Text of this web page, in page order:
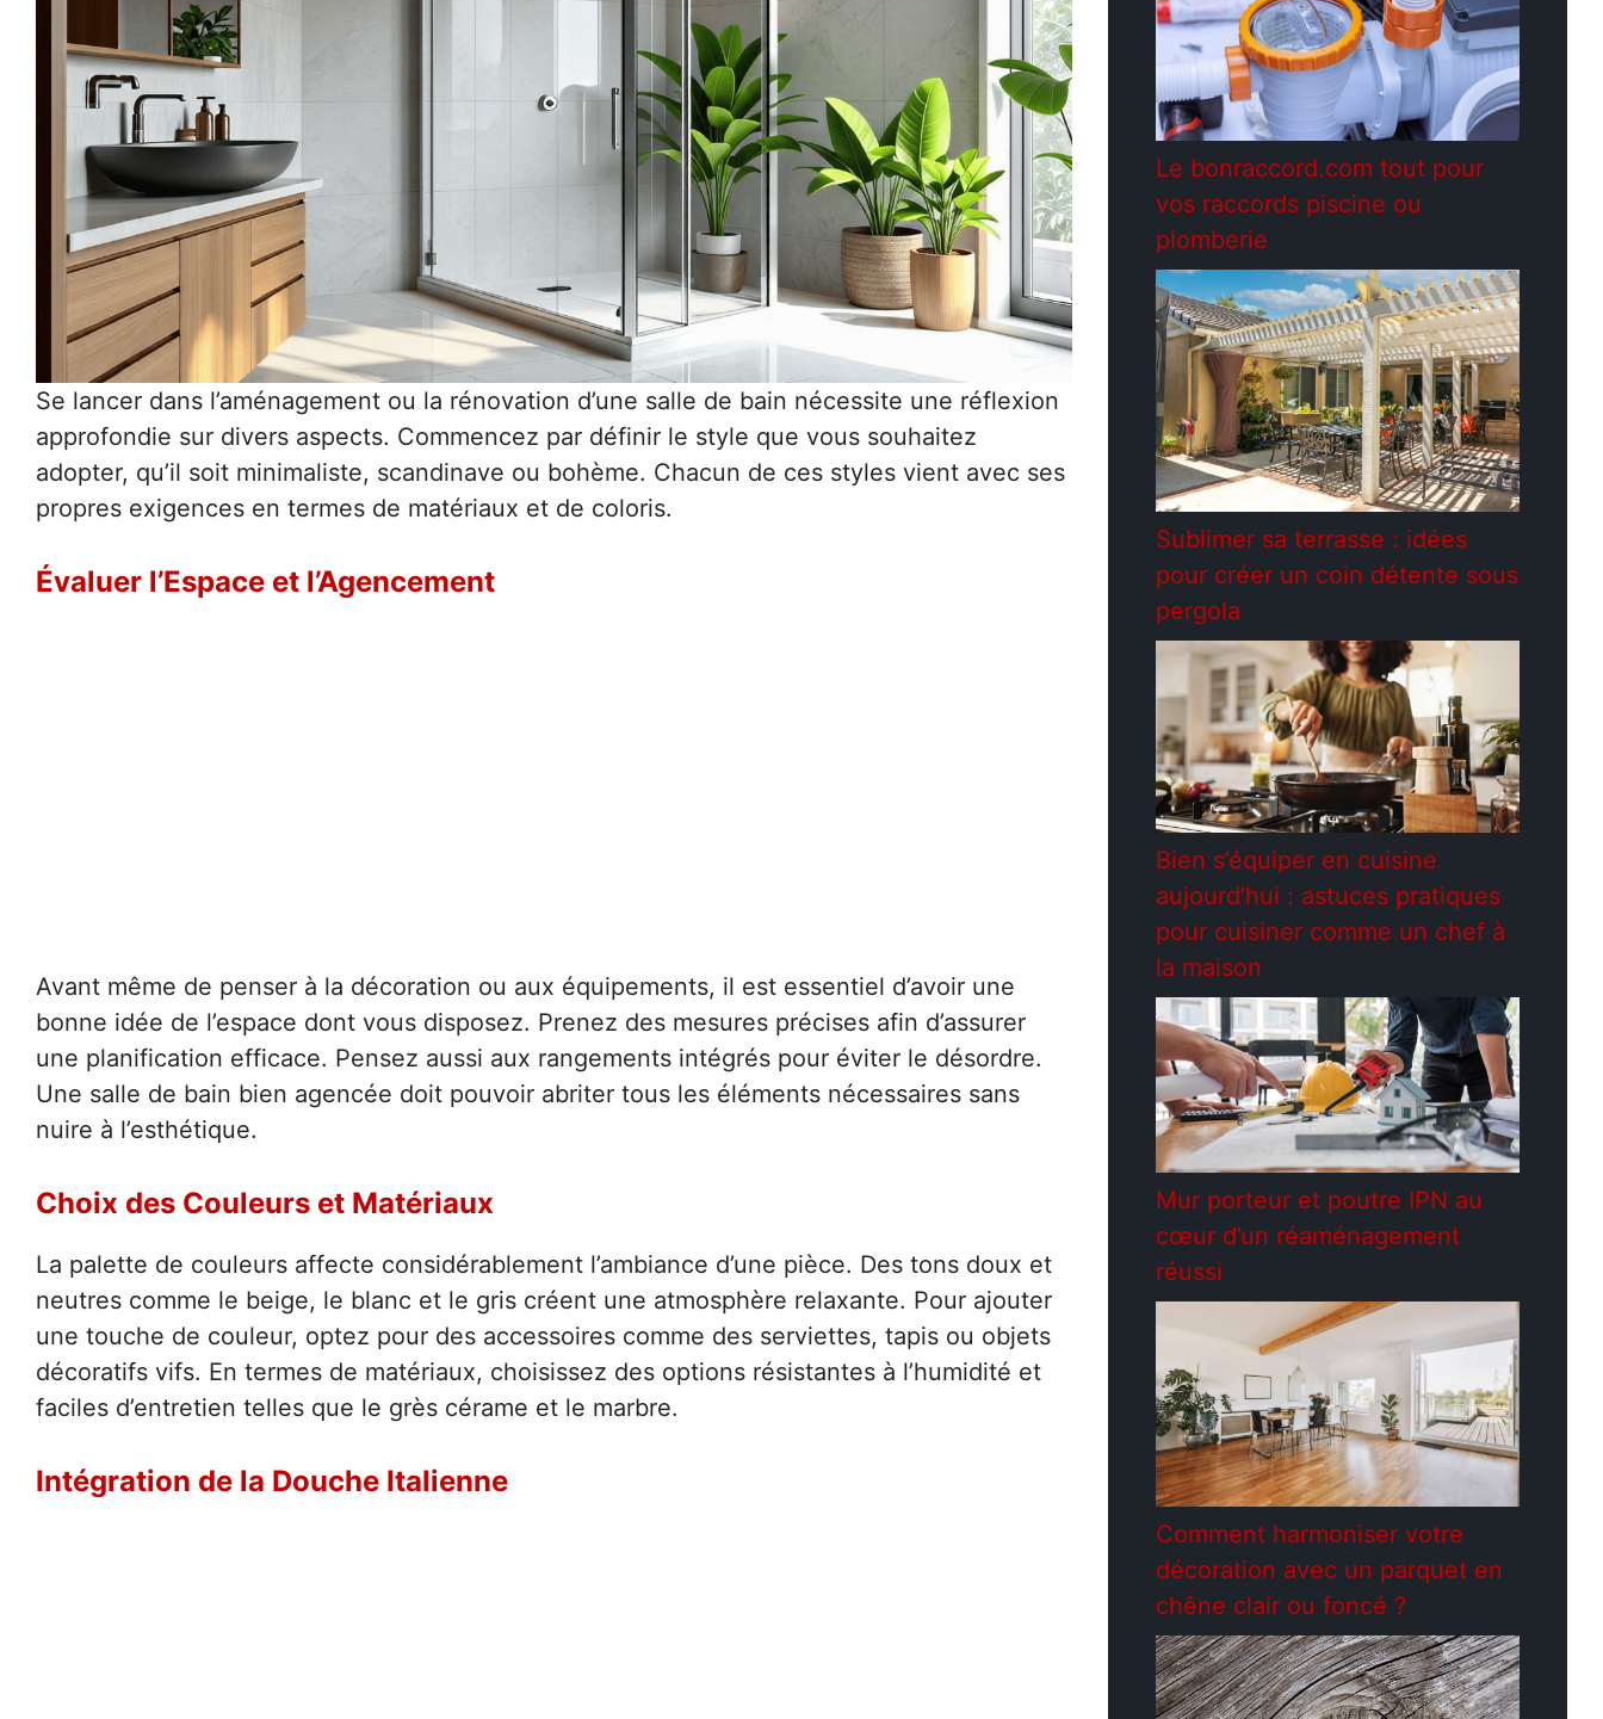
Se lancer dans l’aménagement ou la rénovation d’une salle de bain nécessite une réflexion
approfondie sur divers aspects. Commencez par définir le style que vous souhaitez
adopter, qu’il soit minimaliste, scandinave ou bohème. Chacun de ces styles vient avec ses
propres exigences en termes de matériaux et de coloris.
Évaluer l’Espace et l’Agencement
Avant même de penser à la décoration ou aux équipements, il est essentiel d’avoir une
bonne idée de l’espace dont vous disposez. Prenez des mesures précises afin d’assurer
une planification efficace. Pensez aussi aux rangements intégrés pour éviter le désordre.
Une salle de bain bien agencée doit pouvoir abriter tous les éléments nécessaires sans
nuire à l’esthétique.
Choix des Couleurs et Matériaux
La palette de couleurs affecte considérablement l’ambiance d’une pièce. Des tons doux et
neutres comme le beige, le blanc et le gris créent une atmosphère relaxante. Pour ajouter
une touche de couleur, optez pour des accessoires comme des serviettes, tapis ou objets
décoratifs vifs. En termes de matériaux, choisissez des options résistantes à l’humidité et
faciles d’entretien telles que le grès cérame et le marbre.
Intégration de la Douche Italienne
Le bonraccord.com tout pour
vos raccords piscine ou
plomberie
Sublimer sa terrasse : idées
pour créer un coin détente sous
pergola
Bien s’équiper en cuisine
aujourd’hui : astuces pratiques
pour cuisiner comme un chef à
la maison
Mur porteur et poutre IPN au
cœur d’un réaménagement
réussi
Comment harmoniser votre
décoration avec un parquet en
chêne clair ou foncé ?